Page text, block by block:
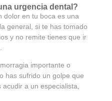
urgencia dental?
dolor en tu boca es una
general, si te has tomado
y no remite tienes que ir
importante o
has sufrido un golpe que
a un especialista,